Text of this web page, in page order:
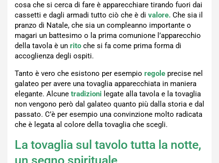
cosa che si cerca di fare è apparecchiare tirando fuori dai
cassetti e dagli armadi tutto ciò che è di valore. Che sia il
pranzo di Natale, che sia un compleanno importante o
magari un battesimo o la prima comunione l’apparecchio
della tavola è un rito che si fa come prima forma di
accoglienza degli ospiti.
Tanto è vero che esistono per esempio regole precise nel
galateo per avere una tovaglia apparecchiata in maniera
elegante. Alcune tradizioni legate alla tavola e la tovaglia
non vengono però dal galateo quanto più dalla storia e dal
passato. C’è per esempio una convinzione molto radicata
che è legata al colore della tovaglia che scegli.
La tovaglia sul tavolo tutta la notte,